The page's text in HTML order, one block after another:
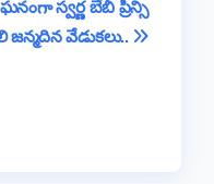
s
n
e
m
ఘనంగా స్వర్ణ బేబీ ప్రిన్సి
జన్మదిన వేడుకలు..